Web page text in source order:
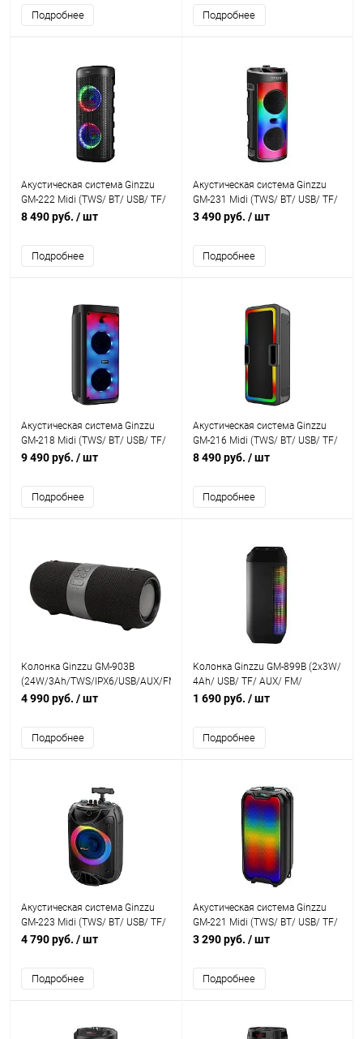
Подробнее Подробнее
Акустическая система Ginzzu
GM-222 Midi (TWS/ BT/ USB/ TF/
FM / MIC /ДУ)
8 490 руб. / шт
Подробнее
Акустическая система Ginzzu
GM-231 Midi (TWS/ BT/ USB/ TF/
FM/ ДУ)
3 490 руб. / шт
Подробнее
Акустическая система Ginzzu
GM-218 Midi (TWS/ BT/ USB/ TF/
FM/ ДУ)
9 490 руб. / шт
Подробнее
Акустическая система Ginzzu
GM-216 Midi (TWS/ BT/ USB/ TF/
FM/ ДУ)
8 490 руб. / шт
Подробнее
Колонка Ginzzu GM-903B
(24W/3Ah/TWS/IPX6/USB/AUX/FM/RGB)
4 990 руб. / шт
Подробнее
Колонка Ginzzu GM-899B (2x3W/
4Ah/ USB/ TF/ AUX/ FM/
colormusic)
1 690 руб. / шт
Подробнее
Акустическая система Ginzzu
GM-223 Midi (TWS/ BT/ USB/ TF/
FM/ ДУ)
4 790 руб. / шт
Подробнее
Акустическая система Ginzzu
GM-221 Midi (TWS/ BT/ USB/ TF/
FM/ ДУ)
3 290 руб. / шт
Подробнее